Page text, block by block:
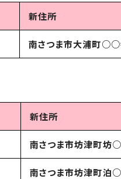
新住所
南さつま市大浦町
新住所
南さつま市坊津町
南さつま市坊津町